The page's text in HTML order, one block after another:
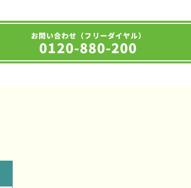
お問い合わせ（フリーダイヤル）
0120-880-200